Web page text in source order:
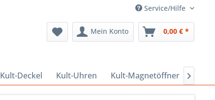
Service/Hilfe
Mein Konto 0,00 € *
Kult-Deckel Kult-Uhren Kult-Magnetöffner 